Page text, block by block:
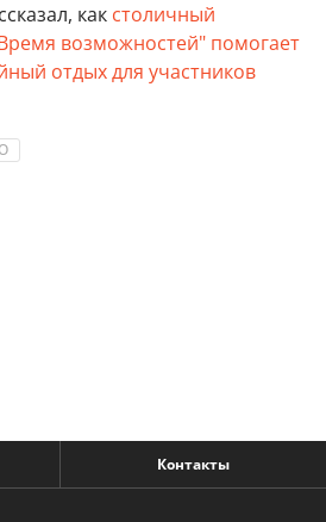
как столичный
возможностей" помогает
отдых для участников
Контакты